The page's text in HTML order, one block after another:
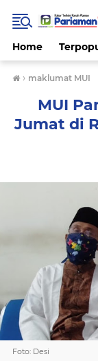
Home
› maklumat MUI
MUI
Jumat di
Foto: Desi